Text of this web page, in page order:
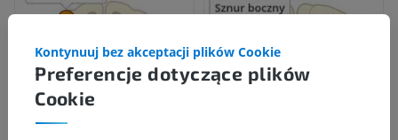
Preferencje dotyczące plików
Cookie
Kontynuuj bez akceptacji plików Cookie